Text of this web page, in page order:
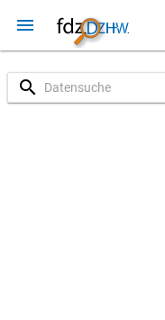
menu
search